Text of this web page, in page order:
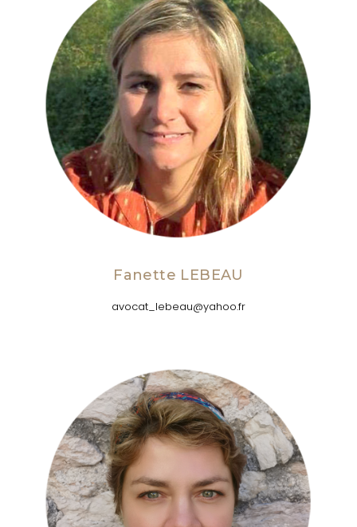
Fanette LEBEAU
avocat_lebeau@yahoo.fr